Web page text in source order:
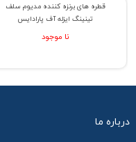
% حراج 28
قطره های برنزه کننده مدیوم سلف
تینینگ ایزله آف پارادایس
نا موجود
درباره ما